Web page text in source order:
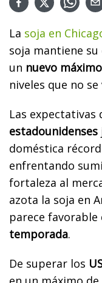
La soja en
soja mantiene su
un nuevo
niveles que no
Las expectativas
estadounidenses
doméstica
enfrentando
fortaleza al
azota la soja en
parece favorable
temporada.
De superar los